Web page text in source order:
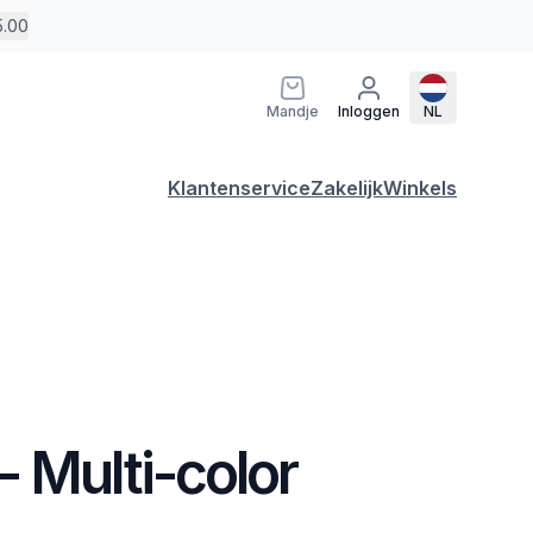
Mandje Inloggen NL
KlantenserviceZakelijkWinkels
Multi-color